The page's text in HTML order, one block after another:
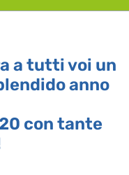
a tutti voi un
anno
con tante